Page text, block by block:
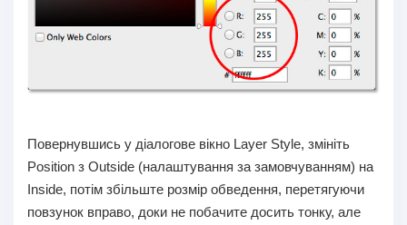
Повернувшись у діалогове вікно Layer Style, змініть
Position з Outside (налаштування за замовчуванням) на
Inside, потім збільште розмір обведення, перетягуючи
повзунок вправо, доки не побачите досить тонку, але